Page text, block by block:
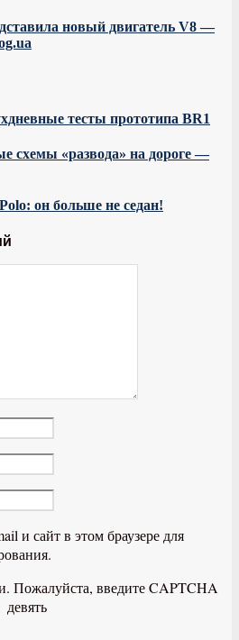
новый двигатель V8 —
тесты прототипа BR1
схемы «развода» на дороге —
он больше не седан!
и сайт в этом браузере для
Пожалуйста, введите CAPTCHA
девять